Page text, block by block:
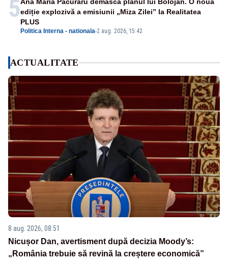
5
Politica Interna - nationala-2 aug. 2026, 15:42
ediție explozivă a emisiunii „Miza Zilei” la Realitatea
PLUS
ACTUALITATE
8 aug. 2026, 08:51
Nicușor Dan, avertisment după decizia Moody’s:
„România trebuie să revină la creștere economică”